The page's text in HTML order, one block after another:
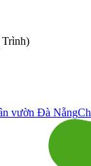
Trình)
vườn Đà Nẵng